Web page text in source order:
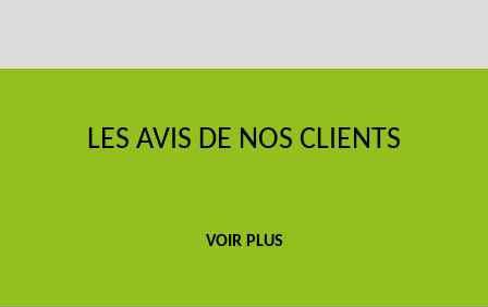
LES AVIS DE NOS CLIENTS
VOIR PLUS